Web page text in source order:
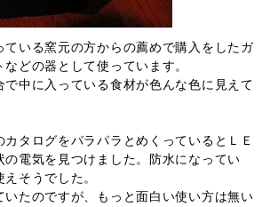
ている窯元の方からの薦めで購入をしたガ
どの器として使っています。
で中に入っている食材が色んな色に見えて
タログをパラパラとめくっているとＬＥ
の電気を見つけました。防水になってい
そうでした。
いたのですが、もっと面白い使い方は無い